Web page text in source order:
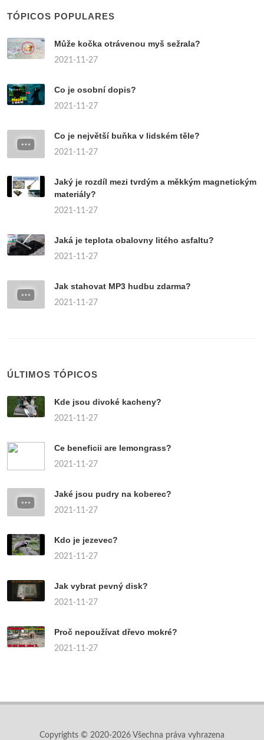
TÓPICOS POPULARES
Může kočka otrávenou myš sežrala?
2021-11-27
Co je osobní dopis?
2021-11-27
Co je největší buňka v lidském těle?
2021-11-27
Jaký je rozdíl mezi tvrdým a měkkým magnetickým
materiály?
2021-11-27
Jaká je teplota obalovny litého asfaltu?
2021-11-27
Jak stahovat MP3 hudbu zdarma?
2021-11-27
ÚLTIMOS TÓPICOS
Kde jsou divoké kacheny?
2021-11-27
Ce beneficii are lemongrass?
2021-11-27
Jaké jsou pudry na koberec?
2021-11-27
Kdo je jezevec?
2021-11-27
Jak vybrat pevný disk?
2021-11-27
Proč nepoužívat dřevo mokré?
2021-11-27
Copyrights © 2020-2026 Všechna práva vyhrazena